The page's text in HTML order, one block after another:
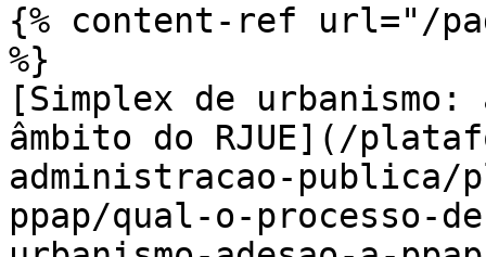
{% content-ref url="/
%}
[Simplex de urbanismo:
âmbito do RJUE](/
administracao-publica/
ppap/qual-o-processo-